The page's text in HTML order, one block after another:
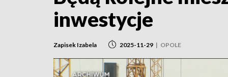
inwestycje
Zapisek Izabela 2025-11-29 | OPOLE